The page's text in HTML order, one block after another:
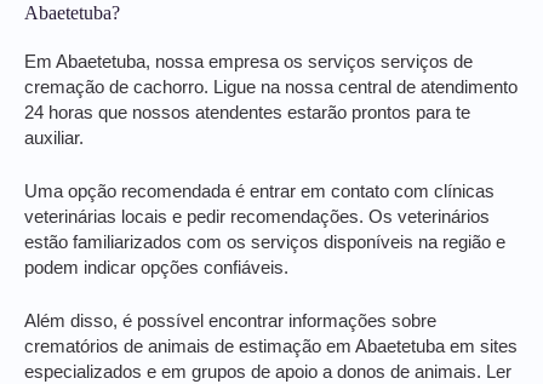
Abaetetuba?
Em Abaetetuba, nossa empresa os serviços serviços de
cremação de cachorro. Ligue na nossa central de atendimento
24 horas que nossos atendentes estarão prontos para te
auxiliar.
Uma opção recomendada é entrar em contato com clínicas
veterinárias locais e pedir recomendações. Os veterinários
estão familiarizados com os serviços disponíveis na região e
podem indicar opções confiáveis.
Além disso, é possível encontrar informações sobre
crematórios de animais de estimação em Abaetetuba em sites
especializados e em grupos de apoio a donos de animais. Ler